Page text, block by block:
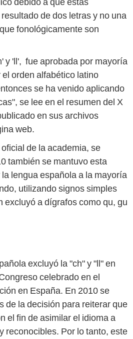
de dos letras y no una
fonológicamente son
y 'll', fue aprobada por mayoría
orden alfabético latino
se ha venido aplicando
se lee en el resumen del X
en sus archivos
web.
de la academia, se
también se mantuvo esta
lengua española a la mayoría
utilizando signos simples
excluyó a dígrafos como qu, gu
excluyó la "ch" y "ll" en
celebrado en el
en España. En 2010 se
de la decisión para reiterar que
el fin de asimilar el idioma a
reconocibles. Por lo tanto, este